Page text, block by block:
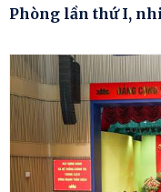
Phòng lần thứ I,